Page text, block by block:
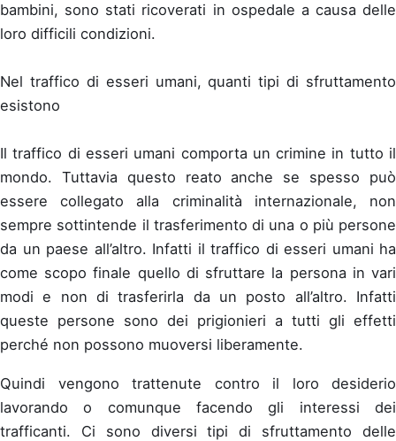
bambini, sono stati ricoverati in ospedale a causa delle
loro difficili condizioni.
Nel traffico di esseri umani, quanti tipi di sfruttamento
esistono
Il traffico di esseri umani comporta un crimine in tutto il
mondo. Tuttavia questo reato anche se spesso può
essere collegato alla criminalità internazionale, non
sempre sottintende il trasferimento di una o più persone
da un paese all’altro. Infatti il traffico di esseri umani ha
come scopo finale quello di sfruttare la persona in vari
modi e non di trasferirla da un posto all’altro. Infatti
queste persone sono dei prigionieri a tutti gli effetti
perché non possono muoversi liberamente.
Quindi vengono trattenute contro il loro desiderio
lavorando o comunque facendo gli interessi dei
trafficanti. Ci sono diversi tipi di sfruttamento delle